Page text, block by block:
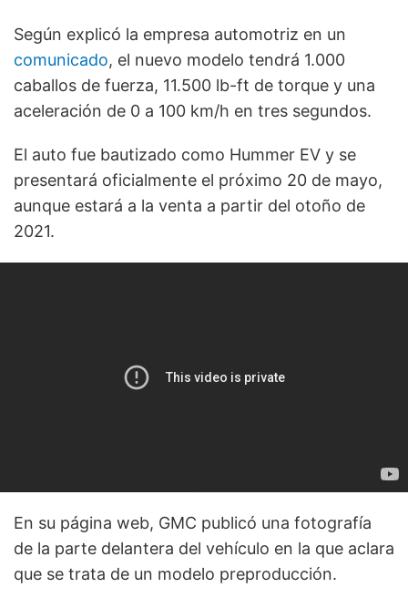
Según explicó la empresa automotriz en un
comunicado, el nuevo modelo tendrá 1.000
caballos de fuerza, 11.500 lb-ft de torque y una
aceleración de 0 a 100 km/h en tres segundos.
El auto fue bautizado como Hummer EV y se
presentará oficialmente el próximo 20 de mayo,
aunque estará a la venta a partir del otoño de
2021.
En su página web, GMC publicó una fotografía
de la parte delantera del vehículo en la que aclara
que se trata de un modelo preproducción.